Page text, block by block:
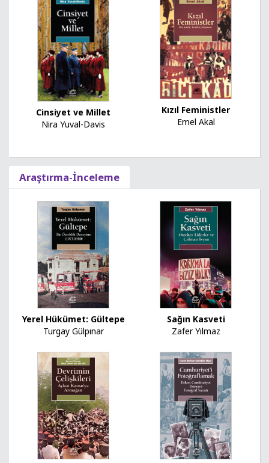
Cinsiyet ve Millet
Nira Yuval-Davis
Kızıl Feministler
Emel Akal
Araştırma-İnceleme
Yerel Hükümet: Gültepe
Turgay Gülpınar
Sağın Kasveti
Zafer Yılmaz